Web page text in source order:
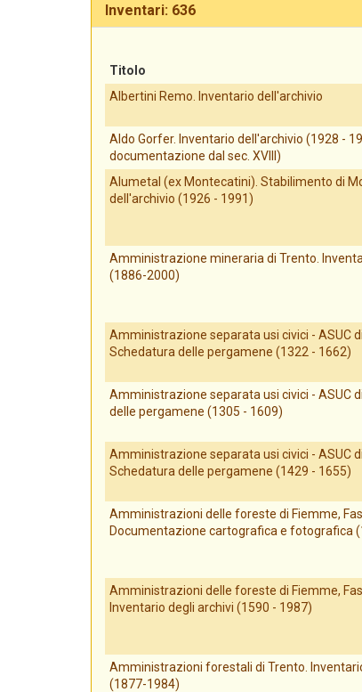
Inventari: 636
Titolo
Albertini Remo. Inventario dell'archivio
Aldo Gorfer. Inventario dell'archivio (1928 -
documentazione dal sec. XVIII)
Alumetal (ex Montecatini). Stabilimento di
dell'archivio (1926 - 1991)
Amministrazione mineraria di Trento.
(1886-2000)
Amministrazione separata usi civici - ASUC
Schedatura delle pergamene (1322 - 1662)
Amministrazione separata usi civici - ASUC
delle pergamene (1305 - 1609)
Amministrazione separata usi civici - ASUC
Schedatura delle pergamene (1429 - 1655)
Amministrazioni delle foreste di Fiemme,
Documentazione cartografica e fotografica
Amministrazioni delle foreste di Fiemme,
Inventario degli archivi (1590 - 1987)
Amministrazioni forestali di Trento.
(1877-1984)